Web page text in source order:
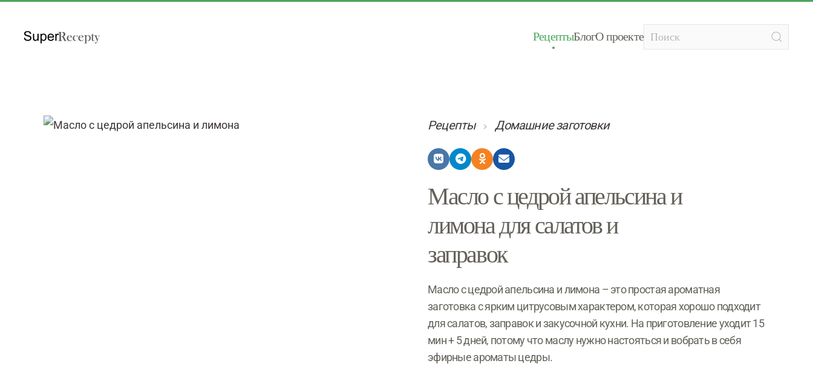
Перейти к содержимому РецептыБлогО проекте
Рецепты Домашние заготовки
Масло с цедрой апельсина и
лимона для салатов и
заправок
Масло с цедрой апельсина и лимона – это простая ароматная
заготовка с ярким цитрусовым характером, которая хорошо подходит
для салатов, заправок и закусочной кухни. На приготовление уходит 15
мин + 5 дней, потому что маслу нужно настояться и вобрать в себя
эфирные ароматы цедры.